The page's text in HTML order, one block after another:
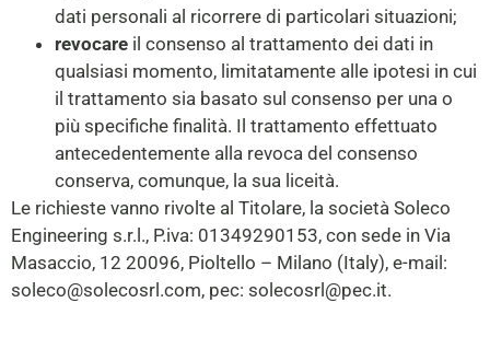
dati personali al ricorrere di particolari situazioni;
revocare il consenso al trattamento dei dati in
qualsiasi momento, limitatamente alle ipotesi in cui
il trattamento sia basato sul consenso per una o
più specifiche finalità. Il trattamento effettuato
antecedentemente alla revoca del consenso
conserva, comunque, la sua liceità.
Le richieste vanno rivolte al Titolare, la società Soleco
Engineering s.r.l., P.iva: 01349290153, con sede in Via
Masaccio, 12 20096, Pioltello – Milano (Italy), e-mail:
soleco@solecosrl.com, pec: solecosrl@pec.it.